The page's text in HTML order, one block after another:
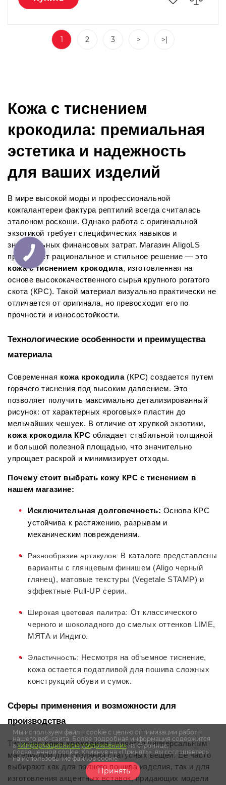
1 2 3 > >|
Кожа с тиснением
крокодила: премиальная
эстетика и надежность
для ваших изделий
В мире высокой моды и профессиональной
кожгалантереи фактура рептилий всегда считалась
эталоном роскоши. Однако работа с оригинальной
экзотикой требует специфических навыков и
значительных финансовых затрат. Магазин AligoLS
кожа с тиснением крокодила, изготовленная на
основе высококачественного сырья крупного рогатого
скота (КРС). Такой материал визуально практически не
отличается от оригинала, но превосходит его по
прочности и износостойкости.
Технологические особенности и преимущества
материала
Современная кожа крокодила (КРС) создается путем
горячего тиснения под высоким давлением. Это
позволяет получить максимально детализированный
рисунок: от характерных «роговых» пластин до
кожа крокодила КРС обладает стабильной толщиной
и большой полезной площадью, что значительно
упрощает раскрой и минимизирует отходы.
Почему стоит выбрать кожу КРС с тиснением в
нашем магазине:
Исключительная долговечность: Основа КРС
устойчива к растяжению, разрывам и
механическим повреждениям.
Разнообразие артикулов: В каталоге представлены
варианты с глянцевым финишем (Aligo черный
глянец), матовые текстуры (Vegetale STAMP) и
эффектные Pull-UP серии.
Широкая цветовая палитра: От классического
черного и шоколадного до смелых оттенков LIME,
МЯТА и Индиго.
Эластичность: Несмотря на объемное тиснение,
кожа остается податливой для пошива сложных
конструкций обуви и сумок.
Сферы применения и возможности для
производства
Тисненая кожа крокодила является универсальным
материалом для создания статусных вещей. Её часто
выбирают как для полного пошива изделия, так и для
изготовления акцентных вставок, придающих модели
Мы используем файлы cookie с целью оптимизации работы
нашего веб-сайта. Более подробная информация содержится
в«Информационном уведомлении»на странице,
посвященной cookie. Кликнув на «Принять», вы соглашаетесь
на использование файлов cookie.
Принять